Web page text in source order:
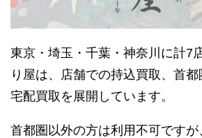
東京・埼玉・千葉・神奈川に計7
り屋は、店舗での持込買取、首都
宅配買取を展開しています。
首都圏以外の方は利用不可ですが